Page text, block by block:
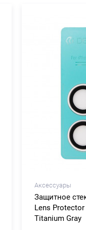
Аксессуары
Защитное
Lens
Titanium Gray